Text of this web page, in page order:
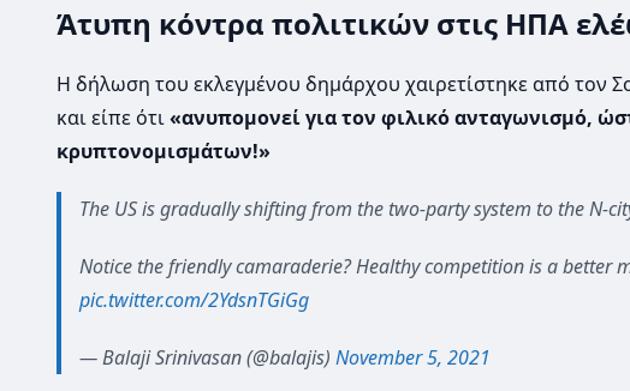
Άτυπη κόντρα πολιτικών στις ΗΠΑ
Η δήλωση του εκλεγμένου δημάρχου χαιρετίστηκε από τον
και είπε ότι«ανυπομονεί για τον φιλικό ανταγωνισμό,
κρυπτονομισμάτων!»
The US is gradually shifting from the two-party system to the N-
Notice the friendly camaraderie? Healthy competition is a
pic.twitter.com/2YdsnTGiGg
— Balaji Srinivasan (@balajis) November 5, 2021